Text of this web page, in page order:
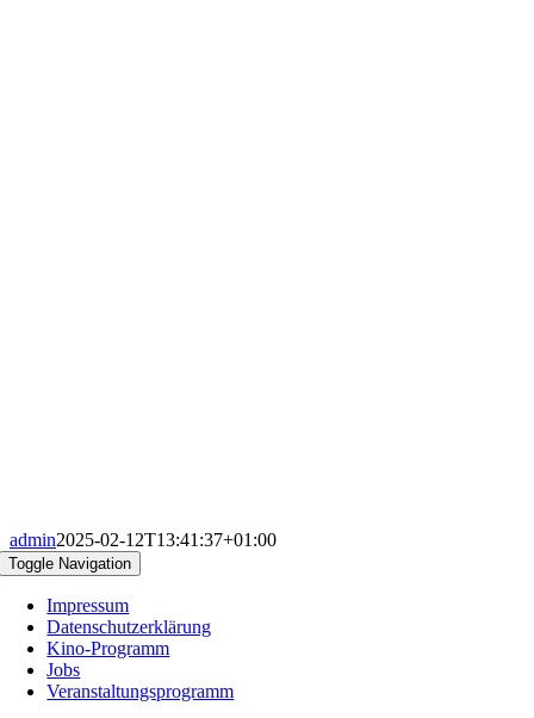
admin2025-02-12T13:41:37+01:00
Toggle Navigation
Impressum
Datenschutzerklärung
Kino-Programm
Jobs
Veranstaltungsprogramm